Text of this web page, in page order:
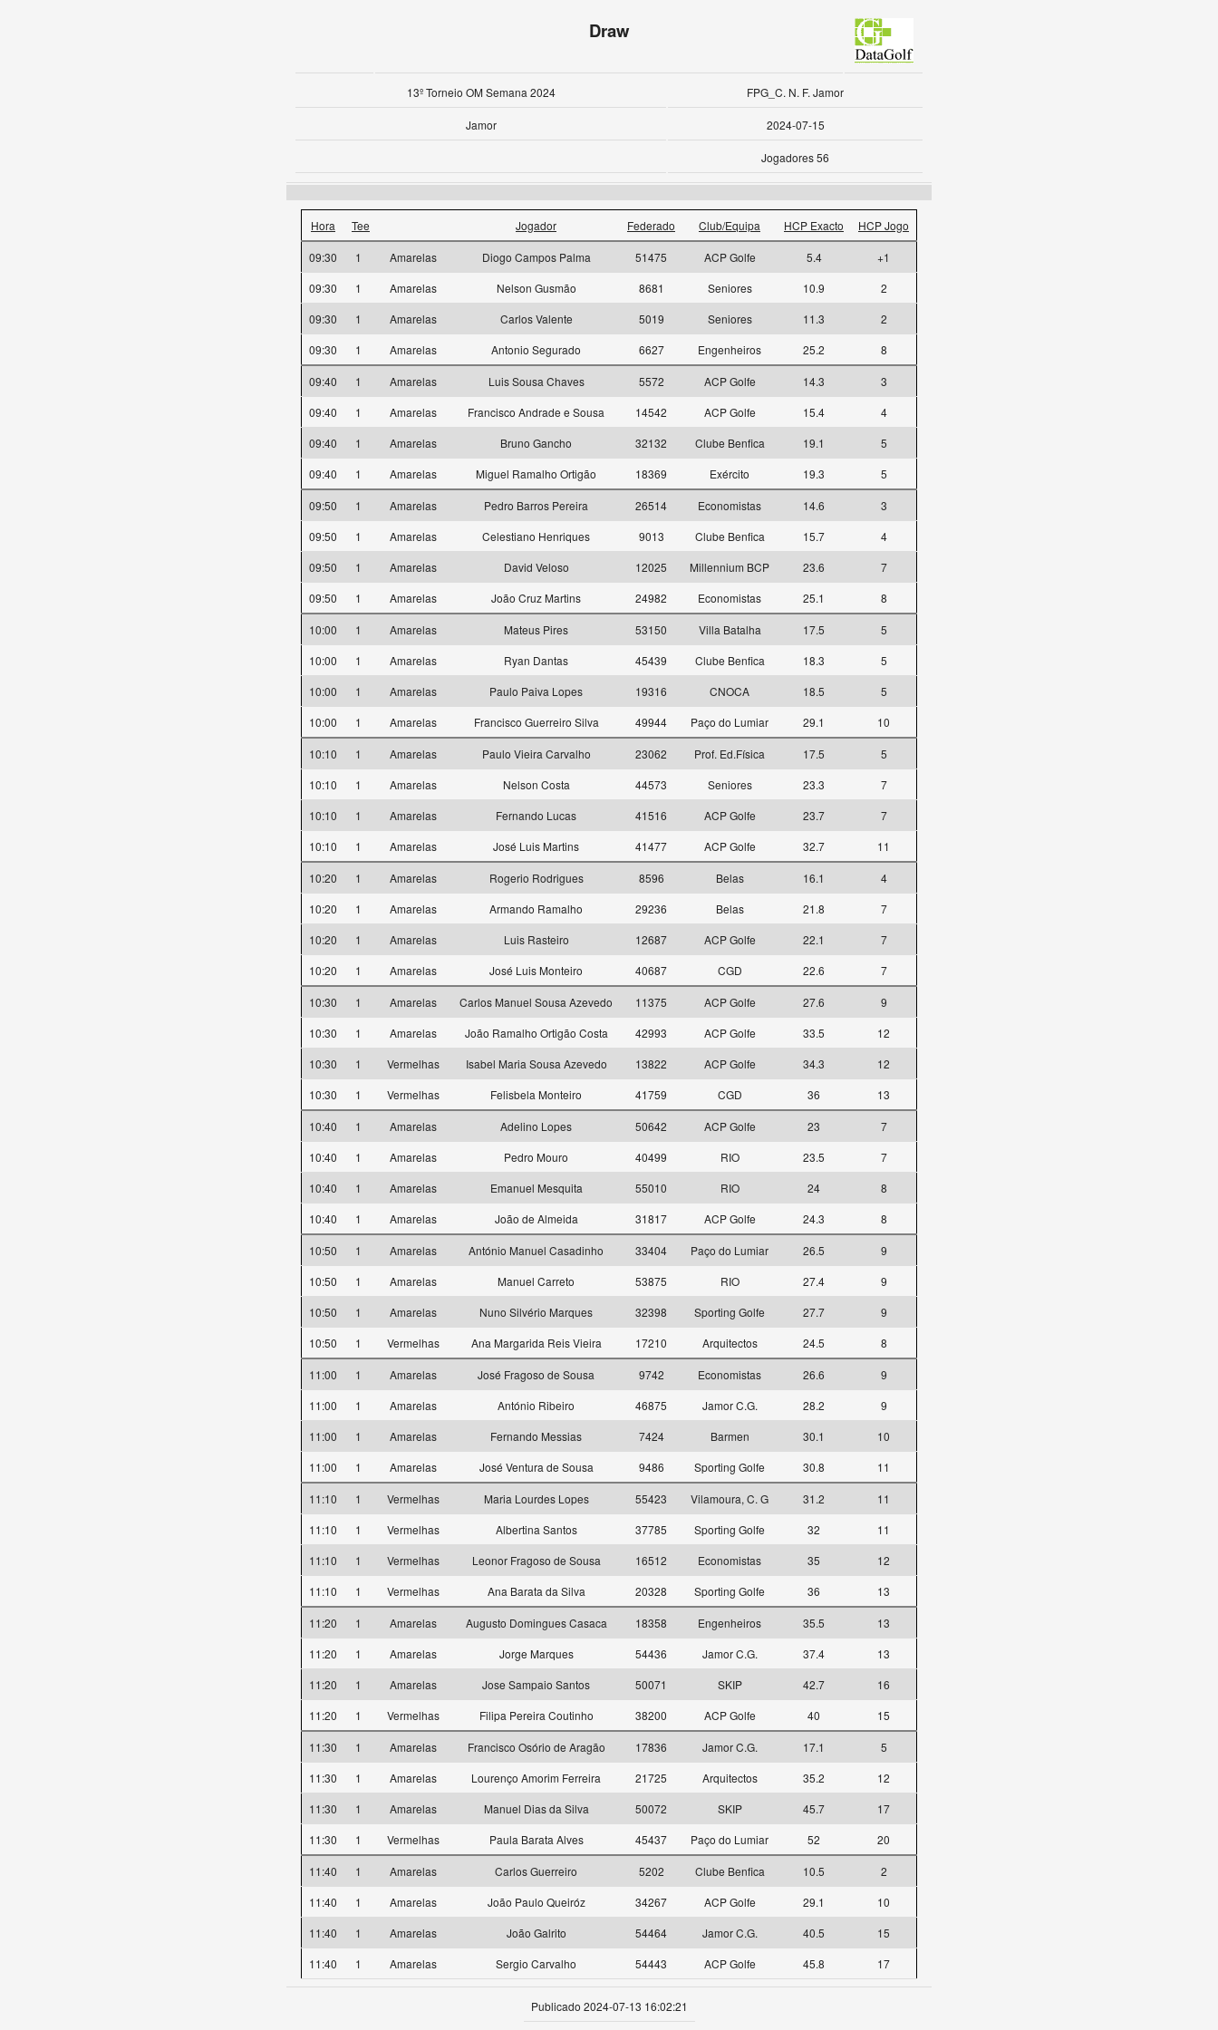
Draw
13º Torneio OM Semana 2024 FPG_C. N. F. Jamor
Jamor 2024-07-15
Jogadores 56
Hora Tee Jogador Federado Club/Equipa HCP Exacto HCP Jogo
09:30 1 Amarelas Diogo Campos Palma 51475 ACP Golfe 5.4
+1
09:30
1 Amarelas Nelson Gusmão 8681 Seniores 10.9
2
09:30
1 Amarelas Carlos Valente 5019 Seniores 11.3
2
09:30
1 Amarelas Antonio Segurado 6627 Engenheiros 25.2 8
09:40 1 Amarelas Luis Sousa Chaves 5572 ACP Golfe 14.3
3
09:40
1 Amarelas Francisco Andrade e Sousa 14542 ACP Golfe 15.4
4
09:40
1 Amarelas Bruno Gancho 32132 Clube Benfica 19.1
5
09:40
1 Amarelas Miguel Ramalho Ortigão 18369 Exército 19.3 5
09:50 1 Amarelas Pedro Barros Pereira 26514 Economistas 14.6
3
09:50
1 Amarelas Celestiano Henriques 9013 Clube Benfica 15.7
4
09:50
1 Amarelas David Veloso 12025 Millennium BCP 23.6
7
09:50
1 Amarelas João Cruz Martins 24982 Economistas 25.1 8
10:00 1 Amarelas Mateus Pires 53150 Villa Batalha 17.5
5
10:00
1 Amarelas Ryan Dantas 45439 Clube Benfica 18.3
5
10:00
1 Amarelas Paulo Paiva Lopes 19316 CNOCA 18.5
5
10:00
1 Amarelas Francisco Guerreiro Silva 49944 Paço do Lumiar 29.1 10
10:10 1 Amarelas Paulo Vieira Carvalho 23062 Prof. Ed.Física 17.5
5
10:10
1 Amarelas Nelson Costa 44573 Seniores 23.3
7
10:10
1 Amarelas Fernando Lucas 41516 ACP Golfe 23.7
7
10:10
1 Amarelas José Luis Martins 41477 ACP Golfe 32.7 11
10:20 1 Amarelas Rogerio Rodrigues 8596 Belas 16.1
4
10:20
1 Amarelas Armando Ramalho 29236 Belas 21.8
7
10:20
1 Amarelas Luis Rasteiro 12687 ACP Golfe 22.1
7
10:20
1 Amarelas José Luis Monteiro 40687 CGD 22.6 7
10:30 1 Amarelas Carlos Manuel Sousa Azevedo 11375 ACP Golfe 27.6
9
10:30
1 Amarelas João Ramalho Ortigão Costa 42993 ACP Golfe 33.5
12
10:30
1 Vermelhas Isabel Maria Sousa Azevedo 13822 ACP Golfe 34.3
12
10:30
1 Vermelhas Felisbela Monteiro 41759 CGD 36 13
10:40 1 Amarelas Adelino Lopes 50642 ACP Golfe 23
7
10:40
1 Amarelas Pedro Mouro 40499 RIO 23.5
7
10:40
1 Amarelas Emanuel Mesquita 55010 RIO 24
8
10:40
1 Amarelas João de Almeida 31817 ACP Golfe 24.3 8
10:50 1 Amarelas António Manuel Casadinho 33404 Paço do Lumiar 26.5
9
10:50
1 Amarelas Manuel Carreto 53875 RIO 27.4
9
10:50
1 Amarelas Nuno Silvério Marques 32398 Sporting Golfe 27.7
9
10:50
1 Vermelhas Ana Margarida Reis Vieira 17210 Arquitectos 24.5 8
11:00 1 Amarelas José Fragoso de Sousa 9742 Economistas 26.6
9
11:00
1 Amarelas António Ribeiro 46875 Jamor C.G. 28.2
9
11:00
1 Amarelas Fernando Messias 7424 Barmen 30.1
10
11:00
1 Amarelas José Ventura de Sousa 9486 Sporting Golfe 30.8 11
11:10 1 Vermelhas Maria Lourdes Lopes 55423 Vilamoura, C. G 31.2
11
11:10
1 Vermelhas Albertina Santos 37785 Sporting Golfe 32
11
11:10
1 Vermelhas Leonor Fragoso de Sousa 16512 Economistas 35
12
11:10
1 Vermelhas Ana Barata da Silva 20328 Sporting Golfe 36 13
11:20 1 Amarelas Augusto Domingues Casaca 18358 Engenheiros 35.5
13
11:20
1 Amarelas Jorge Marques 54436 Jamor C.G. 37.4
13
11:20
1 Amarelas Jose Sampaio Santos 50071 SKIP 42.7
16
11:20
1 Vermelhas Filipa Pereira Coutinho 38200 ACP Golfe 40 15
11:30 1 Amarelas Francisco Osório de Aragão 17836 Jamor C.G. 17.1
5
11:30
1 Amarelas Lourenço Amorim Ferreira 21725 Arquitectos 35.2
12
11:30
1 Amarelas Manuel Dias da Silva 50072 SKIP 45.7
17
11:30
1 Vermelhas Paula Barata Alves 45437 Paço do Lumiar 52 20
11:40 1 Amarelas Carlos Guerreiro 5202 Clube Benfica 10.5
2
11:40
1 Amarelas João Paulo Queiróz 34267 ACP Golfe 29.1
10
11:40
1 Amarelas João Galrito 54464 Jamor C.G. 40.5
15
11:40
1 Amarelas Sergio Carvalho 54443 ACP Golfe 45.8 17
Publicado 2024-07-13 16:02:21